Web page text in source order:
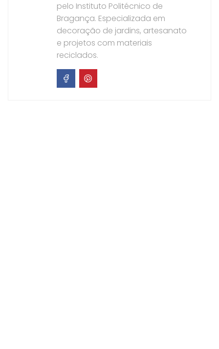
pelo Instituto Politécnico de
Bragança. Especializada em
decoração de jardins, artesanato
e projetos com materiais
reciclados.